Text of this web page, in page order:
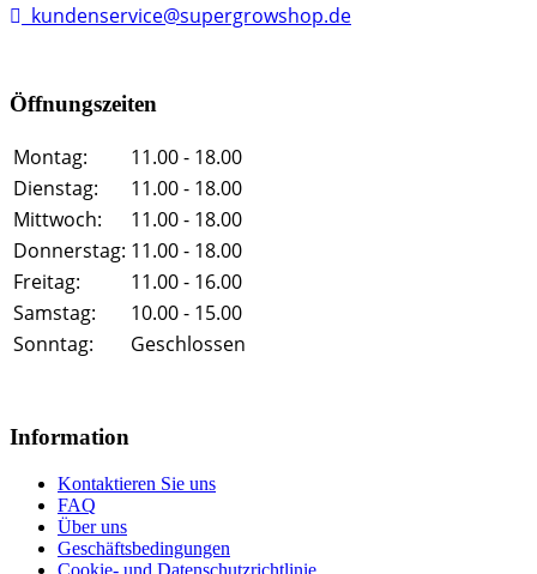
kundenservice@supergrowshop.de
Öffnungszeiten
Montag:
11.00 - 18.00
Dienstag:
11.00 - 18.00
Mittwoch:
11.00 - 18.00
Donnerstag: 11.00 - 18.00
Freitag:
11.00 - 16.00
Samstag:
10.00 - 15.00
Sonntag:
Geschlossen
Information
Kontaktieren Sie uns
FAQ
Über uns
Geschäftsbedingungen
Cookie- und Datenschutzrichtlinie